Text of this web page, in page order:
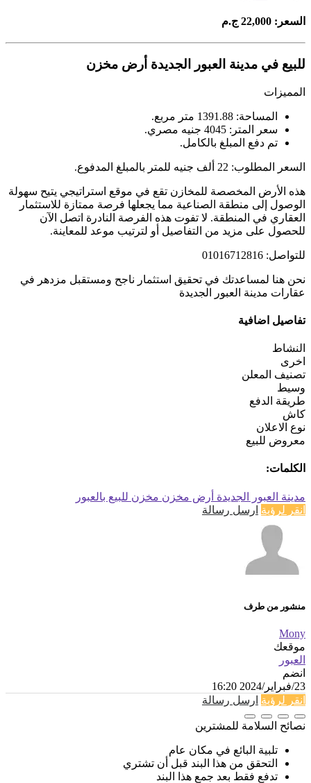
السعر: 22,000 ج.م
للبيع في مدينة العبور الجديدة أرض مخزن
المميزات
المساحة: 1391.88 متر مربع.
سعر المتر: 4045 جنيه مصري.
تم دفع المبلغ بالكامل.
السعر المطلوب: 22 ألف جنيه للمتر بالمبلغ المدفوع.
هذه الأرض المخصصة للمخازن تقع في موقع استراتيجي يتيح سهولة
الوصول إلى منطقة الصناعية مما يجعلها فرصة ممتازة للاستثمار
العقاري في المنطقة. لا تفوت هذه الفرصة النادرة اتصل الآن
للحصول على مزيد من التفاصيل أو لترتيب موعد للمعاينة.
للتواصل: 01016712816
نحن هنا لمساعدتك في تحقيق استثمار ناجح ومستقبل مزدهر في
عقارات مدينة العبور الجديدة
تفاصيل اضافية
النشاط
اخرى
تصنيف المعلن
وسيط
طريقة الدفع
كاش
نوع الاعلان
معروض للبيع
الكلمات:
مدينة العبور الجديدة أرض مخزن مخزن للبيع بالعبور
انقر لرؤية ارسل رسالة
منشور من طرف
Mony
موقعك
العبور
انضم
23/فبراير/2024 16:20
انقر لرؤية ارسل رسالة
نصائح السلامة للمشترين
تلبية البائع في مكان عام
التحقق من هذا البند قبل أن تشتري
تدفع فقط بعد جمع هذا البند